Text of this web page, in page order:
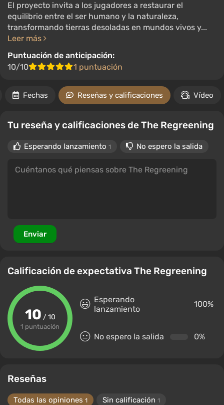
El proyecto invita a los jugadores a restaurar el
equilibrio entre el ser humano y la naturaleza,
transformando tierras desoladas en mundos vivos y...
Leer más
Puntuación de anticipación:
10/10
1 puntuación
Fechas Reseñas y calificaciones Vídeo
Tu reseña y calificaciones de The Regreening
Esperando lanzamiento 1 No espero la salida
Enviar
Calificación de expectativa The Regreening
10 / 10
1 puntuación
Esperando
lanzamiento
100%
No espero la salida 0%
Reseñas
Todas las opiniones 1 Sin calificación 1